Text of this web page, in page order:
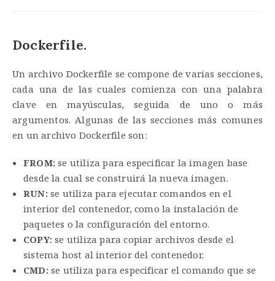
Dockerfile.
Un archivo Dockerfile se compone de varias secciones,
cada una de las cuales comienza con una palabra
clave en mayúsculas, seguida de uno o más
argumentos. Algunas de las secciones más comunes
en un archivo Dockerfile son:
FROM: se utiliza para especificar la imagen base
desde la cual se construirá la nueva imagen.
RUN:se utiliza para ejecutar comandos en el
interior del contenedor, como la instalación de
paquetes o la configuración del entorno.
COPY: se utiliza para copiar archivos desde el
sistema host al interior del contenedor.
CMD:se utiliza para especificar el comando que se